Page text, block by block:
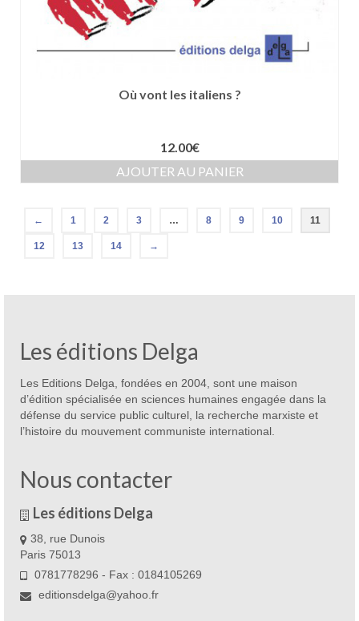
Où vont les italiens ?
12.00€
AJOUTER AU PANIER
← 1 2 3 … 8 9 10 11
12 13 14 →
Les éditions Delga
Les Editions Delga, fondées en 2004, sont une maison
d’édition spécialisée en sciences humaines engagée dans la
défense du service public culturel, la recherche marxiste et
l’histoire du mouvement communiste international.
Nous contacter
Les éditions Delga
38, rue Dunois
Paris 75013
0781778296 - Fax : 0184105269
editionsdelga@yahoo.fr